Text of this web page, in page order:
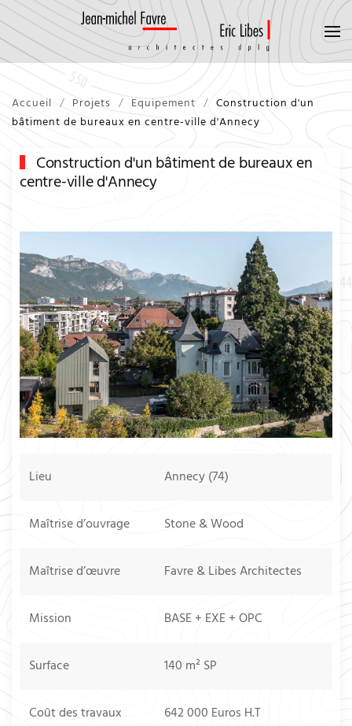
Accueil Projets Equipement
Construction d'un
bâtiment de bureaux en centre-ville d'Annecy
Construction d'un bâtiment de bureaux en
centre-ville d'Annecy
Lieu Annecy (74)
Maîtrise d’ouvrage Stone & Wood
Maîtrise d’œuvre Favre & Libes Architectes
Mission BASE + EXE + OPC
Surface 140 m² SP
Coût des travaux 642 000 Euros H.T